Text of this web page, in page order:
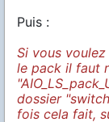
Puis :
Si vous
le pack il faut
dossier
fois cela fait,